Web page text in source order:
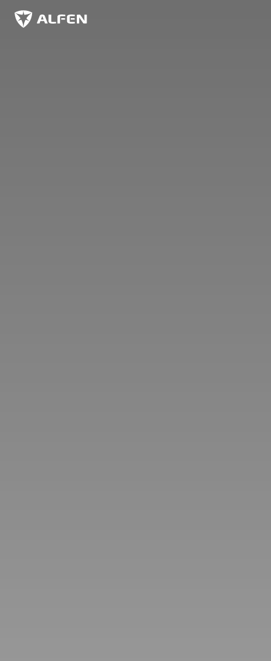
Zum Hauptinhalt springen
Alfen